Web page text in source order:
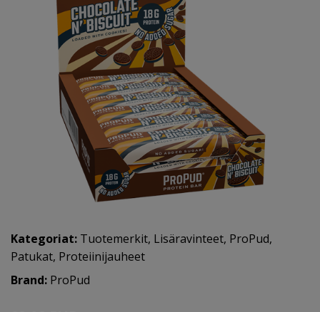
Kategoriat: Tuotemerkit, Lisäravinteet, ProPud,
Patukat, Proteiinijauheet
Brand: ProPud